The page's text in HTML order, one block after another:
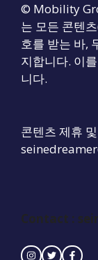
© Mobility
는 모든 콘텐
호를 받는 바,
지합니다. 이
니다.
콘텐츠 제휴
Contact :